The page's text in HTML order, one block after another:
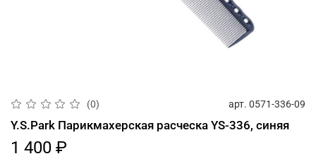
(0) арт. 0571-336-09
Y.S.Park Парикмахерская расческа YS-336, синяя
1 400 ₽